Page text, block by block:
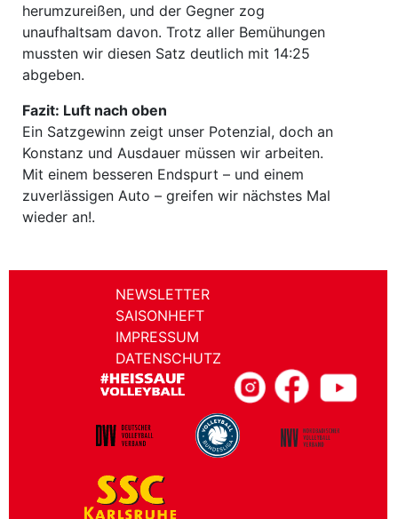
herumzureißen, und der Gegner zog
unaufhaltsam davon. Trotz aller Bemühungen
mussten wir diesen Satz deutlich mit 14:25
abgeben.
Fazit: Luft nach oben
Ein Satzgewinn zeigt unser Potenzial, doch an
Konstanz und Ausdauer müssen wir arbeiten.
Mit einem besseren Endspurt – und einem
zuverlässigen Auto – greifen wir nächstes Mal
wieder an!.
NEWSLETTER
SAISONHEFT
IMPRESSUM
DATENSCHUTZ